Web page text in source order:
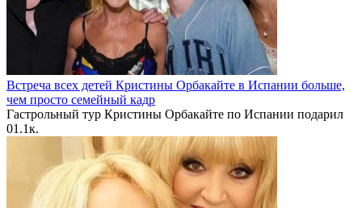
Встреча всех детей Кристины Орбакайте в Испании больше,
чем просто семейный кадр
Гастрольный тур Кристины Орбакайте по Испании подарил
01.1к.